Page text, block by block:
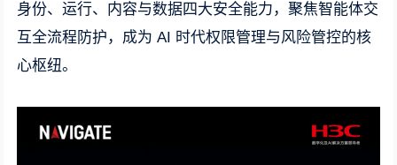
身份、运行、内容与数据四大安全能力，聚焦智能体交
互全流程防护，成为 AI 时代权限管理与风险管控的核
心枢纽。